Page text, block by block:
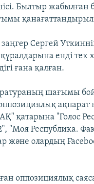
Былтыр жабылған
заңгер Сергей
енді тек
ғана қалған.
шағымы
қатарына "Голос
"Моя Республика.
және олардың
оппозициялық